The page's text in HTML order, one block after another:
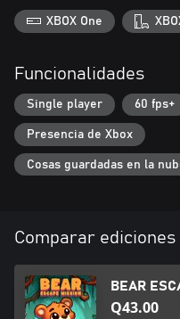
XBOX One
Funcionalidades
Single player 60 fps+
Presencia de Xbox
Cosas guardadas en la
Comparar ediciones
BEAR
Q43.00